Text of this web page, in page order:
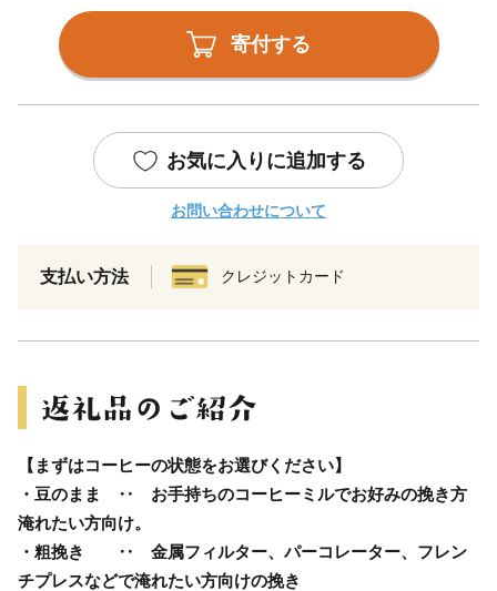
寄付する
お気に入りに追加する
お問い合わせについて
支払い方法 クレジットカード
【まずはコーヒーの状態をお選びください】
・豆のまま ‥ お手持ちのコーヒーミルでお好みの挽き方
淹れたい方向け。
・粗挽き ‥ 金属フィルター、パーコレーター、フレン
チプレスなどで淹れたい方向けの挽き